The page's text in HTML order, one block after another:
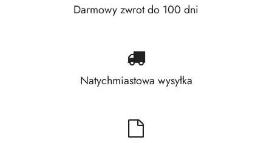
Darmowy zwrot do 100 dni
Natychmiastowa wysyłka